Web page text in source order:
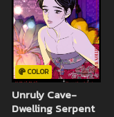
COLOR
Unruly Cave-
Dwelling Serpent